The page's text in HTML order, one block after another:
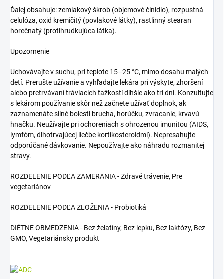
Ďalej obsahuje: zemiakový škrob (objemové činidlo), rozpustná
celulóza, oxid kremičitý (povlakové látky), rastlinný stearan
horečnatý (protihrudkujúca látka).
Upozornenie
Uchovávajte v suchu, pri teplote 15–25 °C, mimo dosahu malých
detí. Prerušte užívanie a vyhľadajte lekára pri výskyte, zhoršení
alebo pretrvávaní tráviacich ťažkostí dlhšie ako tri dni. Konzultujte
s lekárom používanie skôr než začnete užívať doplnok, ak
zaznamenáte silné bolesti brucha, horúčku, zvracanie, krvavú
hnačku. Neužívajte pri ochoreniach s ohrozenou imunitou (AIDS,
lymfóm, dlhotrvajúcej liečbe kortikosteroidmi). Nepresahujte
odporúčané dávkovanie. Nepoužívajte ako náhradu rozmanitej
stravy.
ROZDELENIE PODĽA ZAMERANIA - Zdravé trávenie, Pre
vegetariánov
ROZDELENIE PODĽA ZLOŽENIA - Probiotiká
DIÉTNE OBMEDZENIA - Bez želatíny, Bez lepku, Bez laktózy, Bez
GMO, Vegetariánsky produkt